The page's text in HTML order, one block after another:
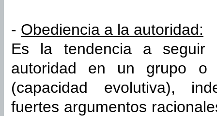
- Obediencia a la autoridad:
Es la tendencia a
autoridad en un grupo o
(capacidad evolutiva),
fuertes argumentos